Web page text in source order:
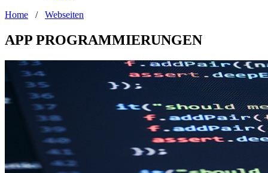
Home / Webseiten
APP PROGRAMMIERUNGEN